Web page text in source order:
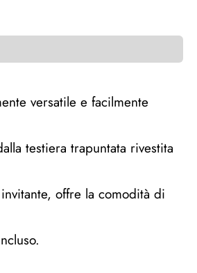
versatile e facilmente
testiera trapuntata rivestita
offre la comodità di